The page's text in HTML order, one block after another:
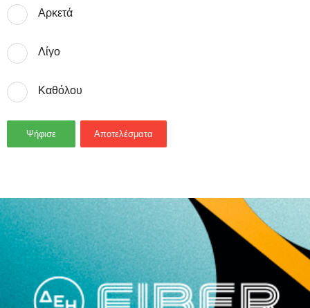
Αρκετά
Λίγο
Καθόλου
Ψήφισε Αποτελέσματα
- Advertisement -